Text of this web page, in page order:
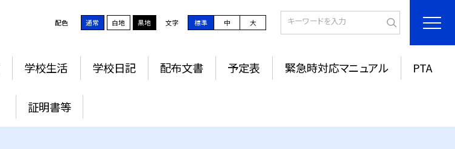
配色 通常 白地 黒地 文字 標準 中 大
学校生活 学校日記 配布文書 予定表 緊急時対応マニュアル PTA
証明書等